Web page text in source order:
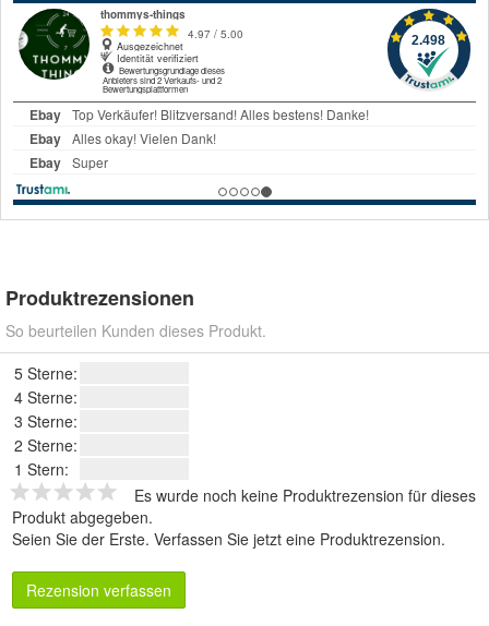
Produktrezensionen
So beurteilen Kunden dieses Produkt.
5 Sterne:
4 Sterne:
3 Sterne:
2 Sterne:
1 Stern:
Es wurde noch keine Produktrezension für dieses
Produkt abgegeben.
Seien Sie der Erste. Verfassen Sie jetzt eine Produktrezension.
Rezension verfassen